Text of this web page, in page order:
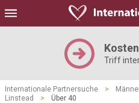
Triff
Internationale Partnersuche >
Linstead
> Über 40